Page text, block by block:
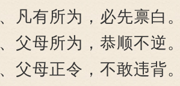
有所为，必先禀白
母所为，恭顺不逆
母正令，不敢违背